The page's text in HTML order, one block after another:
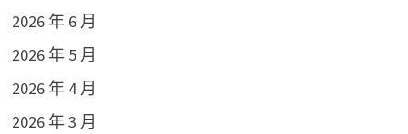
2026 年 6 月
2026 年 5 月
2026 年 4 月
2026 年 3 月